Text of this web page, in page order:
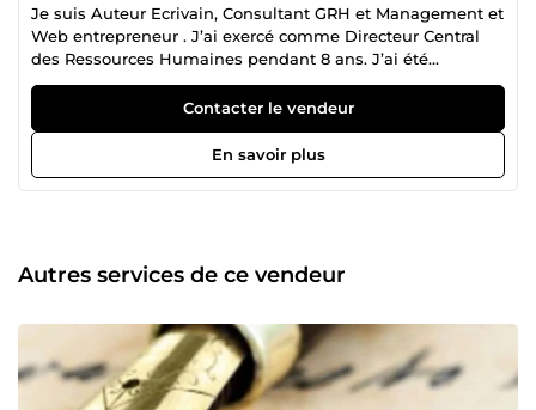
Je suis Auteur Ecrivain, Consultant GRH et Management et
Web entrepreneur . J’ai exercé comme Directeur Central
des Ressources Humaines pendant 8 ans. J’ai été
Professeur de Français à l’Université pendant 5 ans. J’ai
dirigé pendant 4 ans un Bureau-Conseil en
Investissement et Gestion d’Entreprise. Je suis Auteur de 6
publications dans divers domaines ( Gestion, Histoire,
Développement Personnel, Marketing Internet,
formation, de reporting. Durant mon expérience
d’Enseignant Universitaire, j’ai pu aborder les différentes
programmes de formation et corriger des milliers de
copies et de projets pédagogiques. Mon activité sur
Internet m’a permis de me former dans le Copywriting (
Rédaction Web) et de rédiger ainsi des dizaines d’articles
Contacter le vendeur
En savoir plus
Autres services de ce vendeur